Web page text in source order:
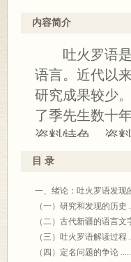
内容简介
吐火罗语是
语言。近代以
研究成果较少
了季先生数十
资料特色、资
吐火罗语A《
目 录
一、绪论：吐火罗语发现
（一）研究和发现的历史
（二）古代新疆的语言文
（三）吐火罗语解读过程
（四）定名问题的争论